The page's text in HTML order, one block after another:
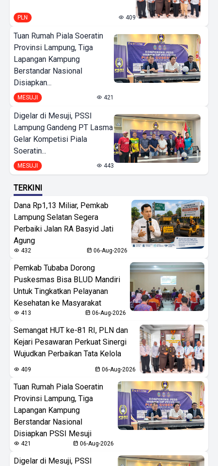
PLN 409
Tuan Rumah Piala Soeratin
Provinsi Lampung, Tiga
Lapangan Kampung
Berstandar Nasional
Disiapkan...
MESUJI 421
Digelar di Mesuji, PSSI
Lampung Gandeng PT Lasma
Gelar Kompetisi Piala
Soeratin...
MESUJI 443
TERKINI
Dana Rp1,13 Miliar, Pemkab
Lampung Selatan Segera
Perbaiki Jalan RA Basyid Jati
Agung
432 06-Aug-2026
Pemkab Tubaba Dorong
Puskesmas Bisa BLUD Mandiri
Untuk Tingkatkan Pelayanan
Kesehatan ke Masyarakat
413 06-Aug-2026
Semangat HUT ke-81 RI, PLN dan
Kejari Pesawaran Perkuat Sinergi
Wujudkan Perbaikan Tata Kelola
409 06-Aug-2026
Tuan Rumah Piala Soeratin
Provinsi Lampung, Tiga
Lapangan Kampung
Berstandar Nasional
Disiapkan PSSI Mesuji
421 06-Aug-2026
Digelar di Mesuji, PSSI